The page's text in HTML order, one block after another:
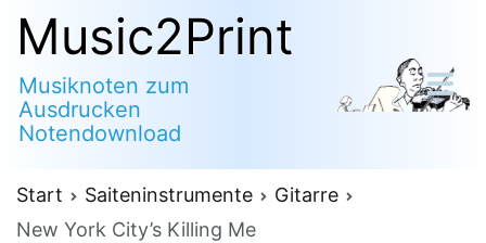
Zum
Inhalt
springen
Music2Print
Musiknoten zum
Ausdrucken
Notendownload
Start Saiteninstrumente
Gitarre
New York City’s Killing Me